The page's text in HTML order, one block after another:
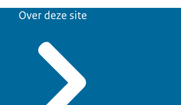
Over deze site